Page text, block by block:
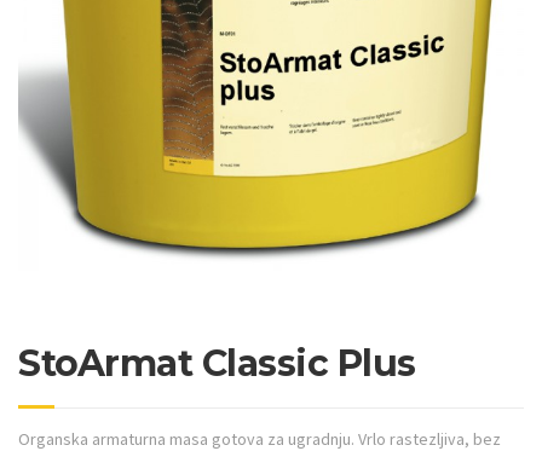
StoArmat Classic Plus
Organska armaturna masa gotova za ugradnju. Vrlo rastezljiva, bez